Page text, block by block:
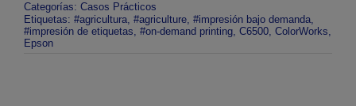
Categorías: Casos Prácticos
Etiquetas: #agricultura, #agriculture, #impresión bajo demanda,
#impresión de etiquetas, #on-demand printing, C6500, ColorWorks,
Epson